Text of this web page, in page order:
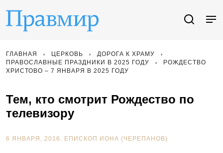
ГЛАВНАЯ ЦЕРКОВЬ
ДОРОГА К ХРАМУ
ПРАВОСЛАВНЫЕ ПРАЗДНИКИ В 2025 ГОДУ
РОЖДЕСТВО
ХРИСТОВО – 7 ЯНВАРЯ В 2025 ГОДУ
Тем, кто смотрит Рождество по
телевизору
6 ЯНВАРЯ, 2016. ЕПИСКОП ИОНА (ЧЕРЕПАНОВ)